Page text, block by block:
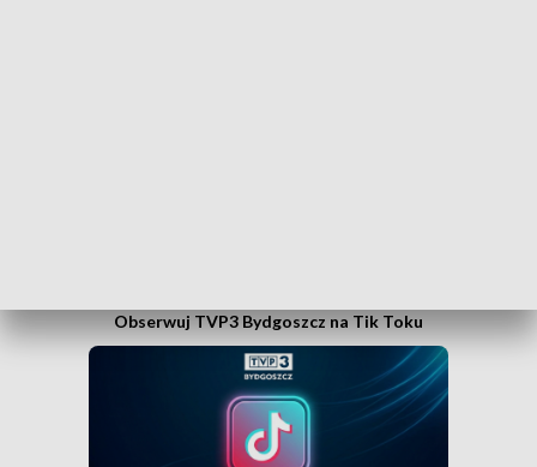
Obserwuj TVP3 Bydgoszcz na Tik Toku